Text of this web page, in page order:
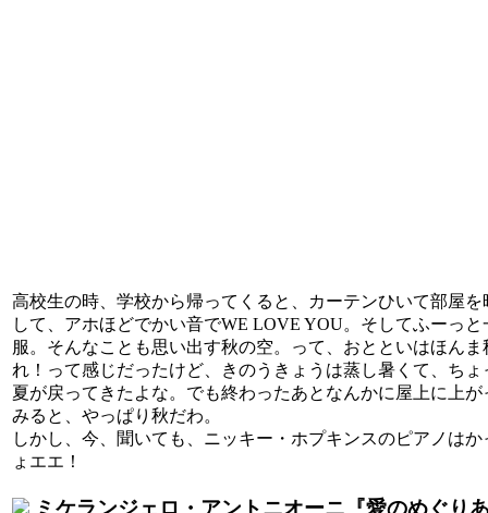
高校生の時、学校から帰ってくると、カーテンひいて部屋を
して、アホほどでかい音でWE LOVE YOU。そしてふーっと
服。そんなことも思い出す秋の空。って、おとといはほんま
れ！って感じだったけど、きのうきょうは蒸し暑くて、ちょ
夏が戻ってきたよな。でも終わったあとなんかに屋上に上が
みると、やっぱり秋だわ。
しかし、今、聞いても、ニッキー・ホプキンスのピアノはか
ょエエ！
ミケランジェロ・アントニオーニ『愛のめぐり